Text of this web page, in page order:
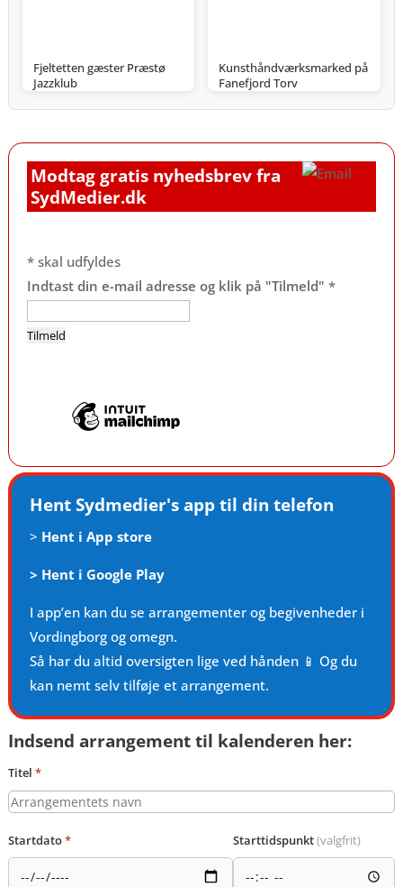
Fjeltetten gæster Præstø
Jazzklub
Kunsthåndværksmarked på
Fanefjord Torv
Modtag gratis nyhedsbrev fra
SydMedier.dk
*skal udfyldes
Indtast din e-mail adresse og klik på "Tilmeld" *
Hent Sydmedier's app til din telefon
> Hent i App store
> Hent i Google Play
I app’en kan du se arrangementer og begivenheder i
Vordingborg og omegn.
Så har du altid oversigten lige ved hånden 📱 Og du
kan nemt selv tilføje et arrangement.
Indsend arrangement til kalenderen her:
Titel *
Startdato* Starttidspunkt(valgfrit)